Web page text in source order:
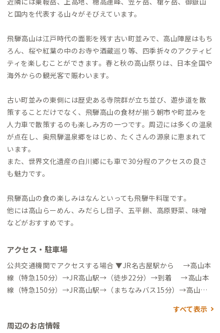
と国内を代表する山々がそびえています。
飛騨高山は江戸時代の面影を残す古い町並みで、高山陣屋はもち
ろん、桜や紅葉の中のお寺や酒蔵巡り等、四季折々のアクティビ
ティを楽しむことができます。春と秋の高山祭りは、日本全国や
海外からの観光客で賑わいます。
古い町並みの東側には歴史ある寺院群が立ち並び、遊歩道を散
策することだけでなく、飛騨高山の食材が揃う朝市や町並みを
人力車で散策するのも楽しみ方の一つです。周辺には多くの温泉
が点在し、奥飛騨温泉郷をはじめ、たくさんの源泉に恵まれて
います。
また、世界文化遺産の白川郷にも車で30分程のアクセスの良さ
も魅力です。
飛騨高山の食の楽しみはなんといっても飛騨牛料理です。
他には高山らーめん、みだらし団子、五平餅、高原野菜、味噌
などがおすすめです。
アクセス・駐車場
公共交通機関でアクセスする場合 ▼JR名古屋駅から →高山本
線（特急150分）→JR高山駅→（徒歩22分）→到着 →高山本
線（特急150分）→JR高山駅→（まちなみバス15分）→高山警
→JR高山駅→（のらマイカーバス8分）→高山警察署南バス停下
車→徒歩1分→到着 高速バスでお越しの方 ▼高速バス（新宿・
すべて表示
周辺のお店情報